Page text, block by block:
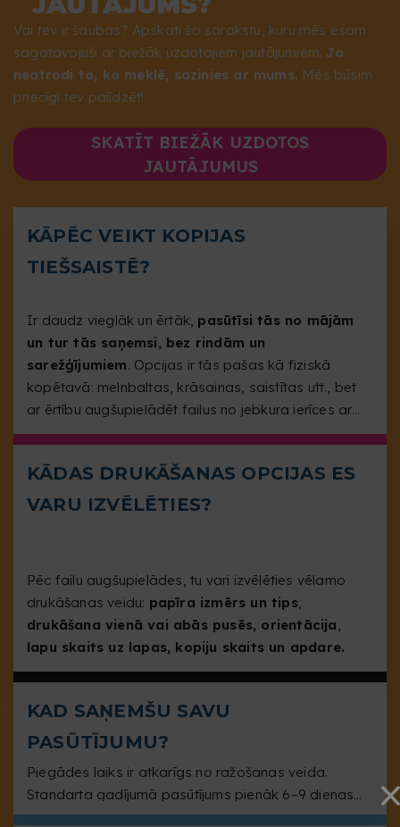
Vai tev ir šaubas? Apskati šo sarakstu, kuru mēs esam
sagatavojuši ar biežāk uzdotajiem jautājumiem. Ja
neatrodi to, ko meklē, sazinies ar mums.
priecīgi tev palīdzēt!
SKATĪT BIEŽĀK UZDOTOS
JAUTĀJUMUS
KĀPĒC VEIKT KOPIJAS
TIEŠSAISTĒ?
Ir daudz vieglāk un ērtāk, pasūtīsi tās no mājām
un tur tās saņemsi, bez rindām un
sarežģījumiem. Opcijas ir tās pašas kā fiziskā
kopētavā: melnbaltas, krāsainas, saistītas utt., bet
ar ērtību augšupielādēt failus no jebkura ierīces ar
piekļuvi internetam.
KĀDAS DRUKĀŠANAS OPCIJAS ES
VARU IZVĒLĒTIES?
Pēc failu augšupielādes, tu vari izvēlēties vēlamo
drukāšanas veidu: papīra izmērs un tips,
drukāšana vienā vai abās pusēs, orientācija,
lapu skaits uz lapas, kopiju skaits un apdare.
KAD SAŅEMŠU SAVU
PASŪTĪJUMU?
Piegādes laiks ir atkarīgs no ražošanas veida.
Standarta gadījumā pasūtījums pienāk 6–9 dienas
darba dienās.